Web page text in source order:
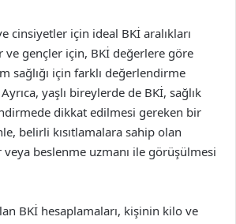
cinsiyetler için ideal BKİ aralıkları
ve gençler için, BKİ değerlere göre
sağlığı için farklı değerlendirme
yaşlı bireylerde de BKİ, sağlık
dikkat edilmesi gereken bir
belirli kısıtlamalara sahip olan
beslenme uzmanı ile görüşülmesi
BKİ hesaplamaları, kişinin kilo ve